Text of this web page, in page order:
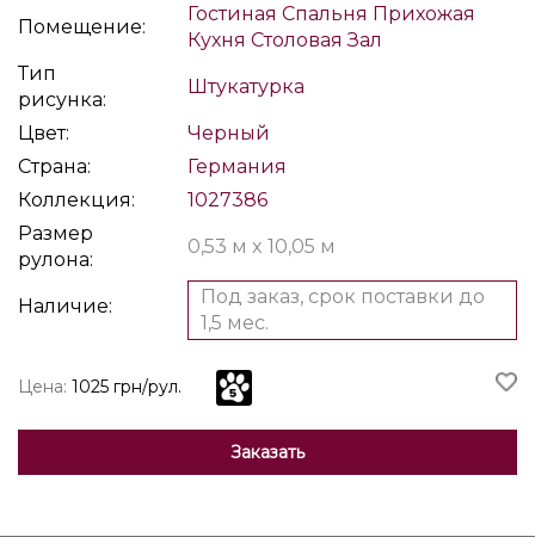
Помещение:
Гостиная Спальня Прихожая
Кухня Столовая Зал
Тип
рисунка:
Штукатурка
Цвет:
Черный
Страна:
Германия
Коллекция:
1027386
Размер
рулона:
0,53 м x 10,05 м
Наличие:
Под заказ, срок поставки до
1,5 мес.
Цена: 1025 грн/рул.
Заказать